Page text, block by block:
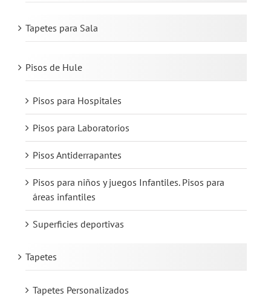
Tapetes para Sala
Pisos de Hule
Pisos para Hospitales
Pisos para Laboratorios
Pisos Antiderrapantes
Pisos para niños y juegos Infantiles. Pisos para
áreas infantiles
Superficies deportivas
Tapetes
Tapetes Personalizados